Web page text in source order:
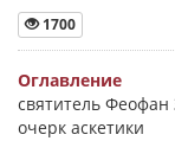
1700
Оглавление
святитель
очерк аскетики